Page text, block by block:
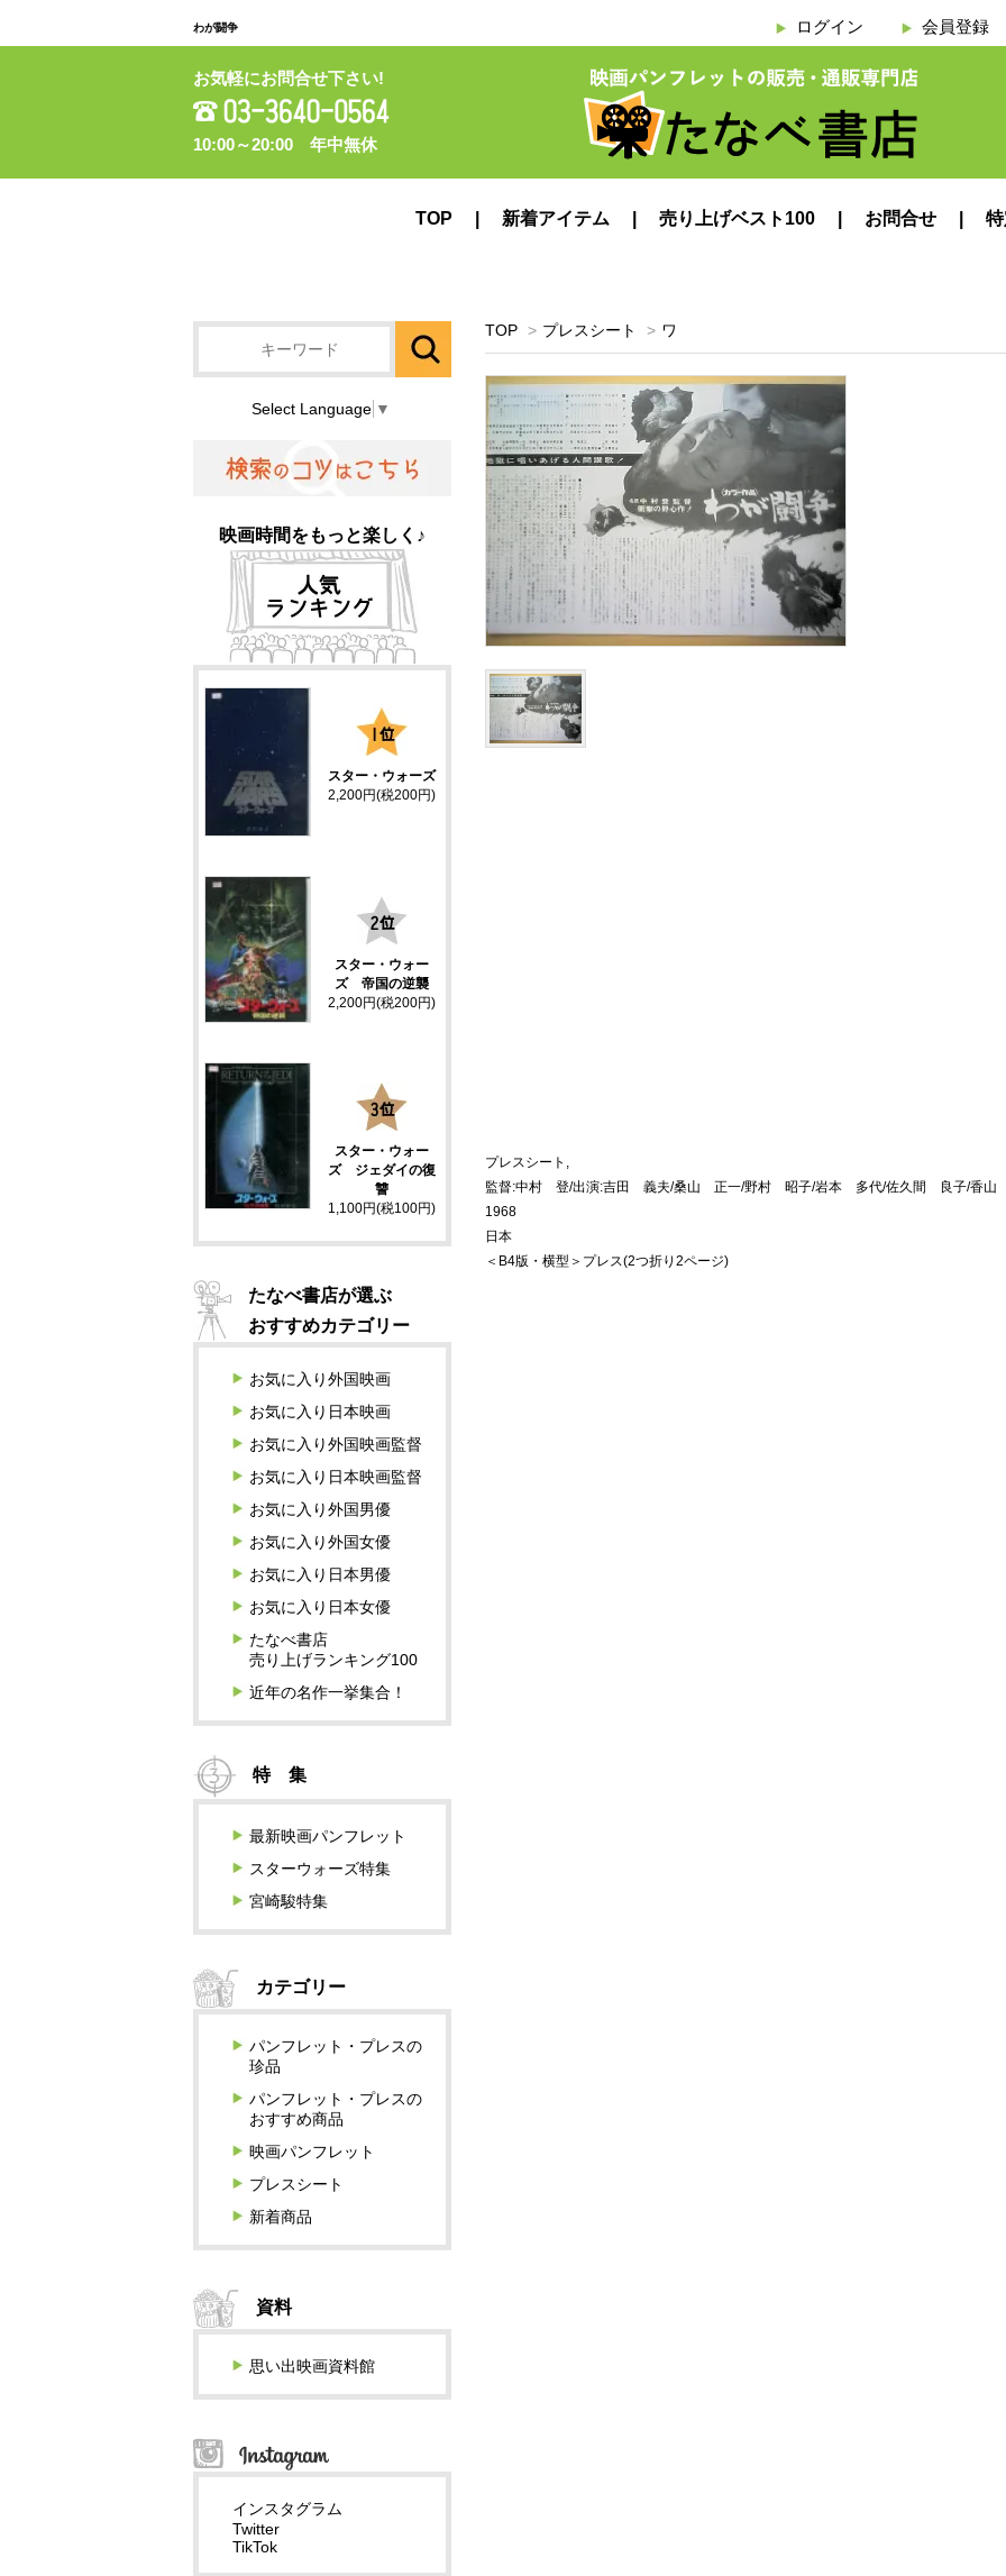
わが闘争 ログイン 会員登録
お気軽にお問合せ下さい!
10:00～20:00 年中無休
TOP 新着アイテム 売り上げベスト100 お問合せ
TOP > プレスシート > ワ
プレスシート,
監督:中村 登/出演:吉田 義夫/桑山 正一/野村 昭子/岩本 多代/佐久間 良子/香
1968
日本
＜B4版・横型＞プレス(2つ折り2ページ)
Select Language ▼
映画時間をもっと楽しく♪
スター・ウォーズ
2,200円(税200円)
スター・ウォー
ズ 帝国の逆襲
2,200円(税200円)
スター・ウォー
ズ ジェダイの復
讐
1,100円(税100円)
たなべ書店が選ぶ
おすすめカテゴリー
お気に入り外国映画
お気に入り日本映画
お気に入り外国映画監督
お気に入り日本映画監督
お気に入り外国男優
お気に入り外国女優
お気に入り日本男優
お気に入り日本女優
たなべ書店
売り上げランキング100
近年の名作一挙集合！
特 集
最新映画パンフレット
スターウォーズ特集
宮崎駿特集
カテゴリー
パンフレット・プレスの
珍品
パンフレット・プレスの
おすすめ商品
映画パンフレット
プレスシート
新着商品
資料
思い出映画資料館
インスタグラム
Twitter
TikTok